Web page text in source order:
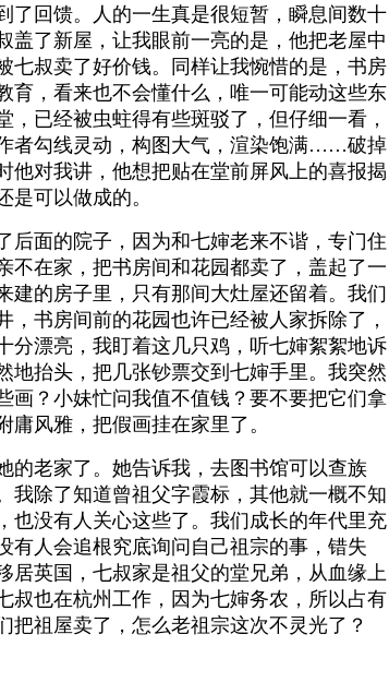
了回馈。人的一生真是很短暂，瞬息间数十
盖了新屋，让我眼前一亮的是，他把老屋中
七叔卖了好价钱。同样让我惋惜的是，书房
育，看来也不会懂什么，唯一可能动这些东
已经被虫蛀得有些斑驳了，但仔细一看，
者勾线灵动，构图大气，渲染饱满……破掉
他对我讲，他想把贴在堂前屏风上的喜报揭
可以做成的。
面的院子，因为和七婶老来不谐，专门住
不在家，把书房间和花园都卖了，盖起了一
建的房子里，只有那间大灶屋还留着。我们
书房间前的花园也许已经被人家拆除了，
分漂亮，我盯着这几只鸡，听七婶絮絮地诉
抬头，把几张钞票交到七婶手里。我突然
画？小妹忙问我值不值钱？要不要把它们拿
风雅，把假画挂在家里了。
老家了。她告诉我，去图书馆可以查族
我除了知道曾祖父字霞标，其他就一概不知
也没有人关心这些了。我们成长的年代里充
有人会追根究底询问自己祖宗的事，错失
居英国，七叔家是祖父的堂兄弟，从血缘上
叔也在杭州工作，因为七婶务农，所以占有
祖屋卖了，怎么老祖宗这次不灵光了？